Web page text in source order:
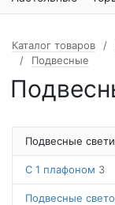
Каталог товаров
Подвесные
Подвесные
С 1 плафоном 3
Подвесные